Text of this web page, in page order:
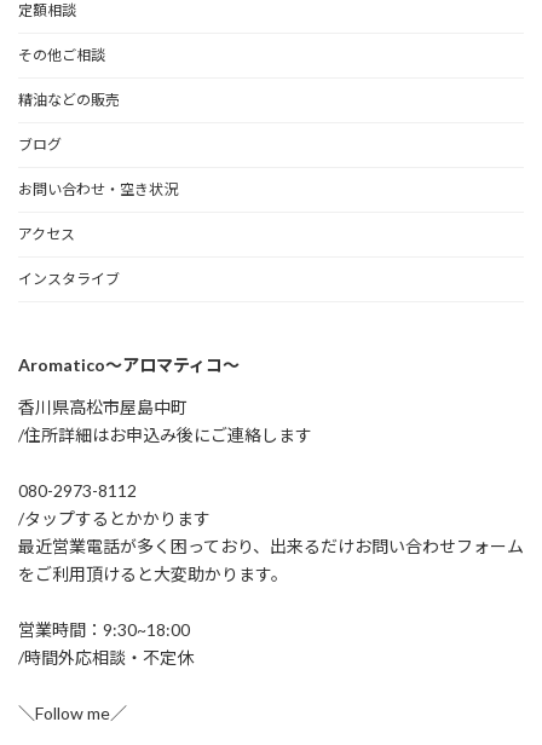
定額相談
その他ご相談
精油などの販売
ブログ
お問い合わせ・空き状況
アクセス
インスタライブ
Aromatico～アロマティコ～
香川県高松市屋島中町
/住所詳細はお申込み後にご連絡します
080-2973-8112
/タップするとかかります
最近営業電話が多く困っており、出来るだけお問い合わせフォーム
をご利用頂けると大変助かります。
営業時間：9:30~18:00
/時間外応相談・不定休
＼Follow me／